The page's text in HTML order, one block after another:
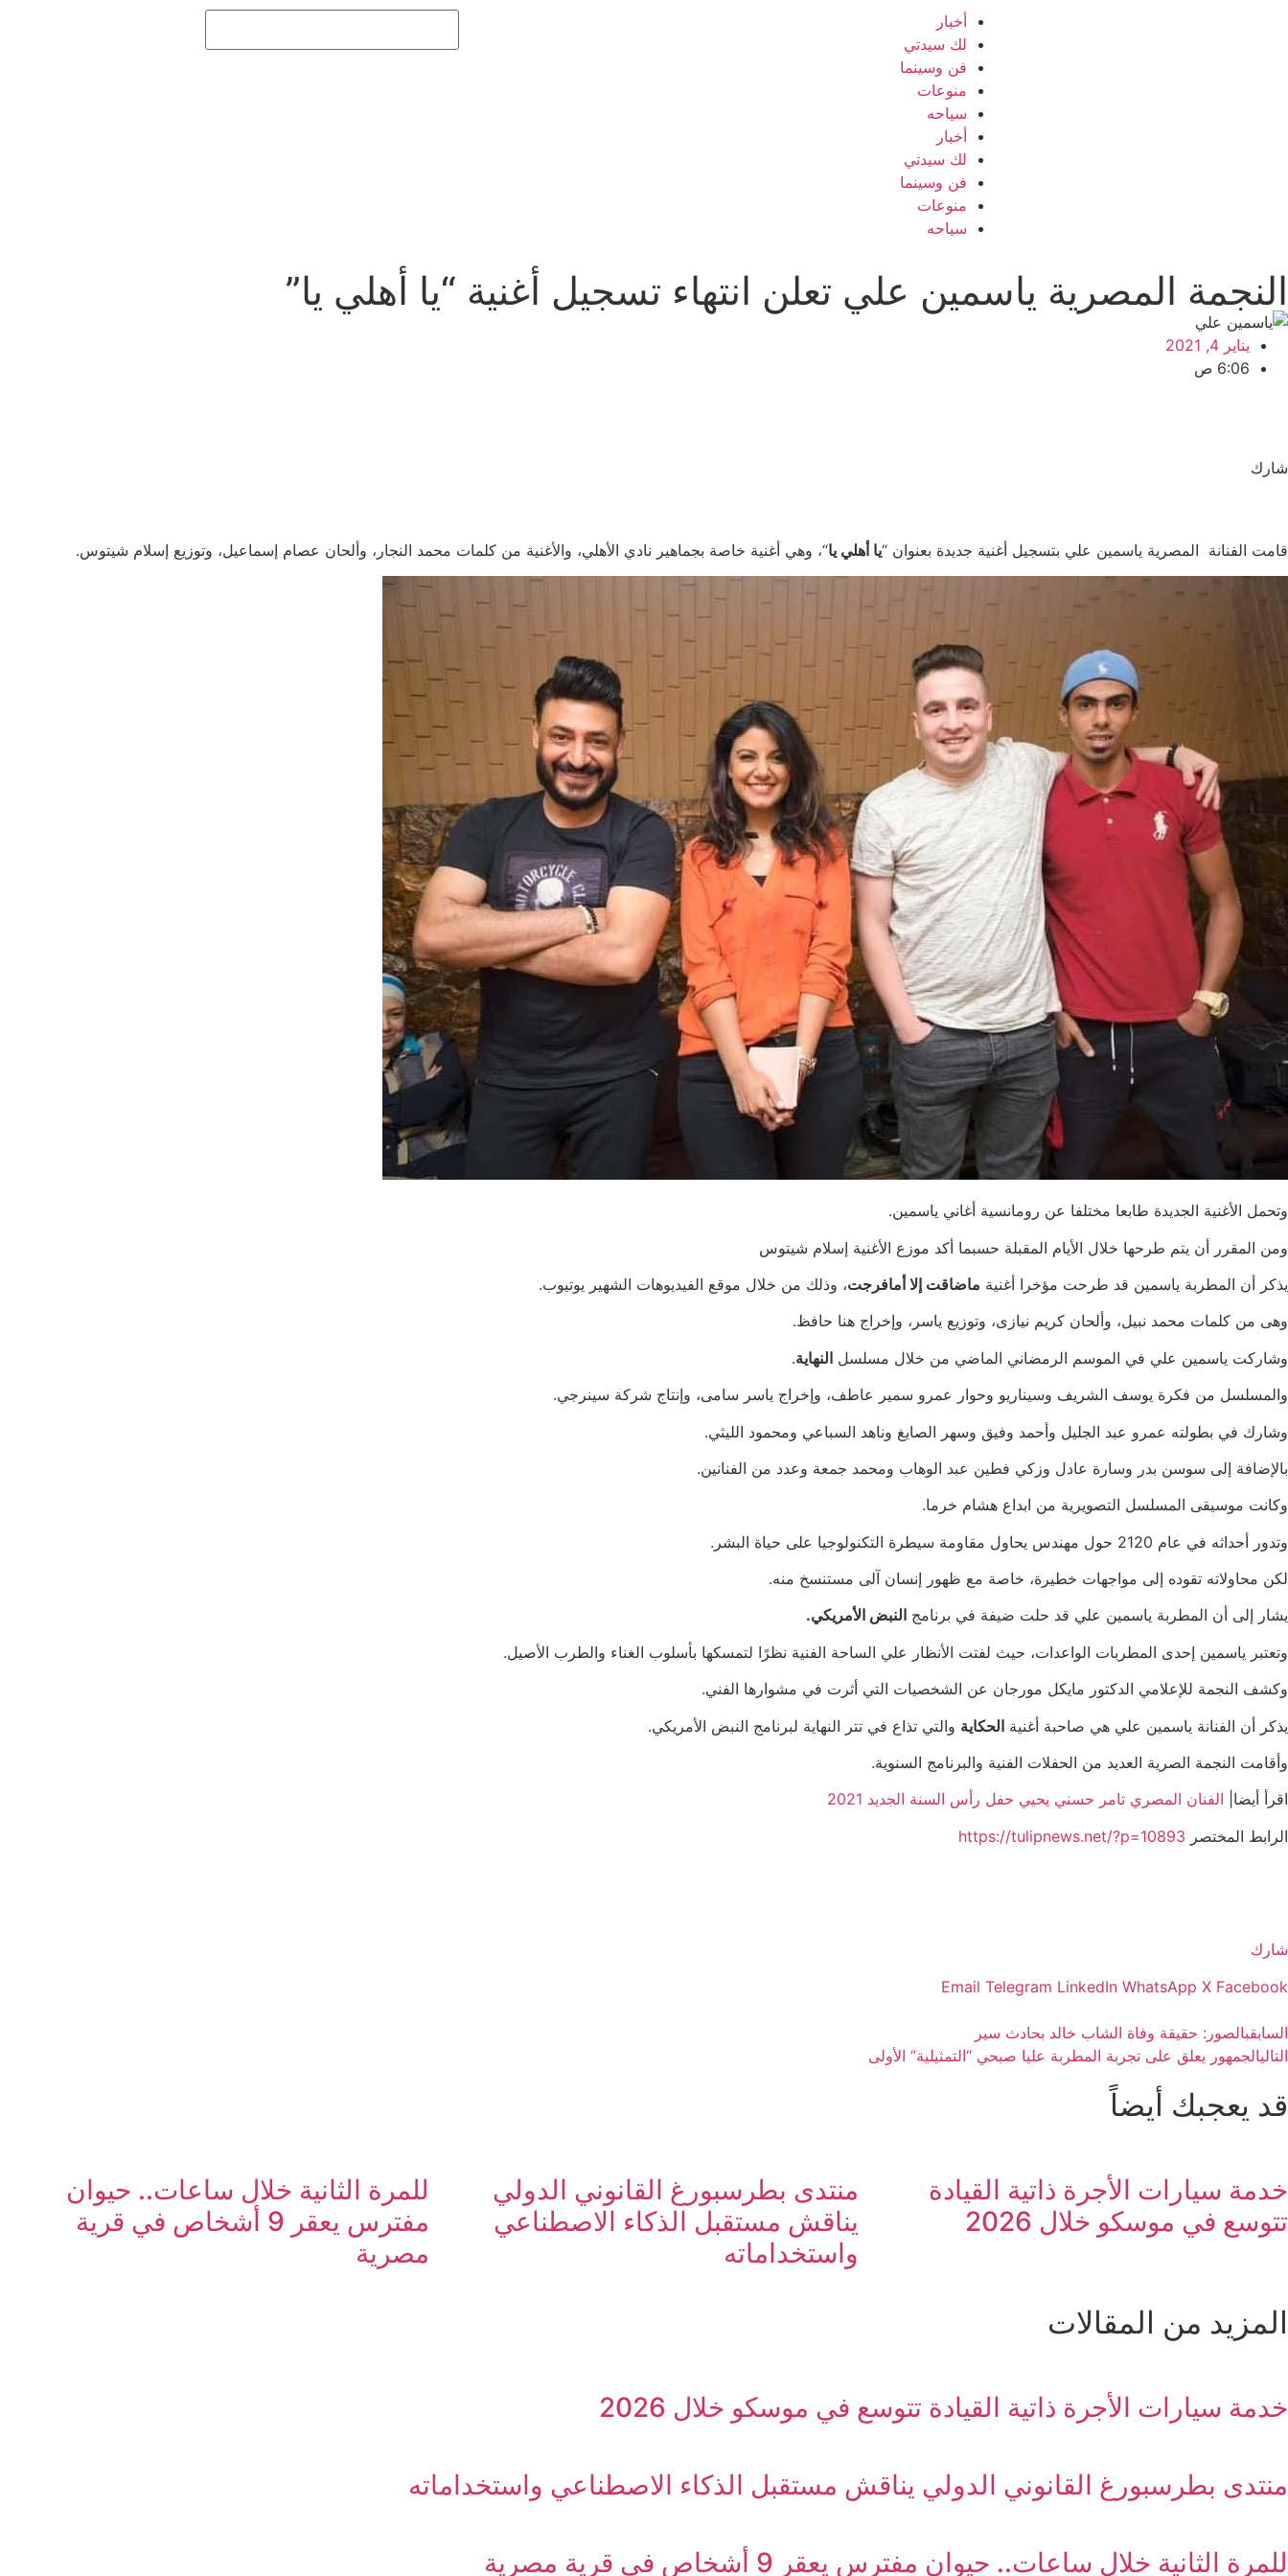
أخبار
لك سيدتي
فن وسينما
منوعات
سياحه
أخبار
لك سيدتي
فن وسينما
منوعات
سياحه
النجمة المصرية ياسمين علي تعلن انتهاء تسجيل أغنية “يا أهلي يا”
يناير 4, 2021
6:06 ص
شارك
قامت الفنانة المصرية ياسمين علي بتسجيل أغنية جديدة بعنوان “يا أهلي يا“، وهي أغنية خاصة بجماهير نادي الأهلي، والأغنية من كلمات محمد النجار، وألحان عصام إسماعيل، وتوزيع إسلام شيتوس.
وتحمل الأغنية الجديدة طابعا مختلفا عن رومانسية أغاني ياسمين.
ومن المقرر أن يتم طرحها خلال الأيام المقبلة حسبما أكد موزع الأغنية إسلام شيتوس
يذكر أن المطربة ياسمين قد طرحت مؤخرا أغنية ماضاقت إلا أمافرجت، وذلك من خلال موقع الفيديوهات الشهير يوتيوب.
وهى من كلمات محمد نبيل، وألحان كريم نيازى، وتوزيع ياسر، وإخراج هنا حافظ.
وشاركت ياسمين علي في الموسم الرمضاني الماضي من خلال مسلسل النهاية.
والمسلسل من فكرة يوسف الشريف وسيناريو وحوار عمرو سمير عاطف، وإخراج ياسر سامى، وإنتاج شركة سينرجي.
وشارك في بطولته عمرو عبد الجليل وأحمد وفيق وسهر الصايغ وناهد السباعي ومحمود الليثي.
بالإضافة إلى سوسن بدر وسارة عادل وزكي فطين عبد الوهاب ومحمد جمعة وعدد من الفنانين.
وكانت موسيقى المسلسل التصويرية من ابداع هشام خرما.
وتدور أحداثه في عام 2120 حول مهندس يحاول مقاومة سيطرة التكنولوجيا على حياة البشر.
لكن محاولاته تقوده إلى مواجهات خطيرة، خاصة مع ظهور إنسان آلى مستنسخ منه.
يشار إلى أن المطربة ياسمين علي قد حلت ضيفة في برنامج النبض الأمريكي.
وتعتبر ياسمين إحدى المطربات الواعدات، حيث لفتت الأنظار علي الساحة الفنية نظرًا لتمسكها بأسلوب الغناء والطرب الأصيل.
وكشف النجمة للإعلامي الدكتور مايكل مورجان عن الشخصيات التي أثرت في مشوارها الفني.
يذكر أن الفنانة ياسمين علي هي صاحبة أغنية الحكاية والتي تذاع في تتر النهاية لبرنامج النبض الأمريكي.
وأقامت النجمة الصرية العديد من الحفلات الفنية والبرنامج السنوية.
اقرأ أيضا| الفنان المصري تامر حسني يحيي حفل رأس السنة الجديد 2021
الرابط المختصر https://tulipnews.net/?p=10893
شارك
Facebook
X
WhatsApp
LinkedIn
Telegram
Email
السابقبالصور: حقيقة وفاة الشاب خالد بحادث سير
التاليالجمهور يعلق على تجربة المطربة عليا صبحي “التمثيلية” الأولى
قد يعجبك أيضاً
خدمة سيارات الأجرة ذاتية القيادة
تتوسع في موسكو خلال 2026
منتدى بطرسبورغ القانوني الدولي
يناقش مستقبل الذكاء الاصطناعي
واستخداماته
للمرة الثانية خلال ساعات.. حيوان
مفترس يعقر 9 أشخاص في قرية
مصرية
المزيد من المقالات
خدمة سيارات الأجرة ذاتية القيادة تتوسع في موسكو خلال 2026
منتدى بطرسبورغ القانوني الدولي يناقش مستقبل الذكاء الاصطناعي واستخداماته
للمرة الثانية خلال ساعات.. حيوان مفترس يعقر 9 أشخاص في قرية مصرية